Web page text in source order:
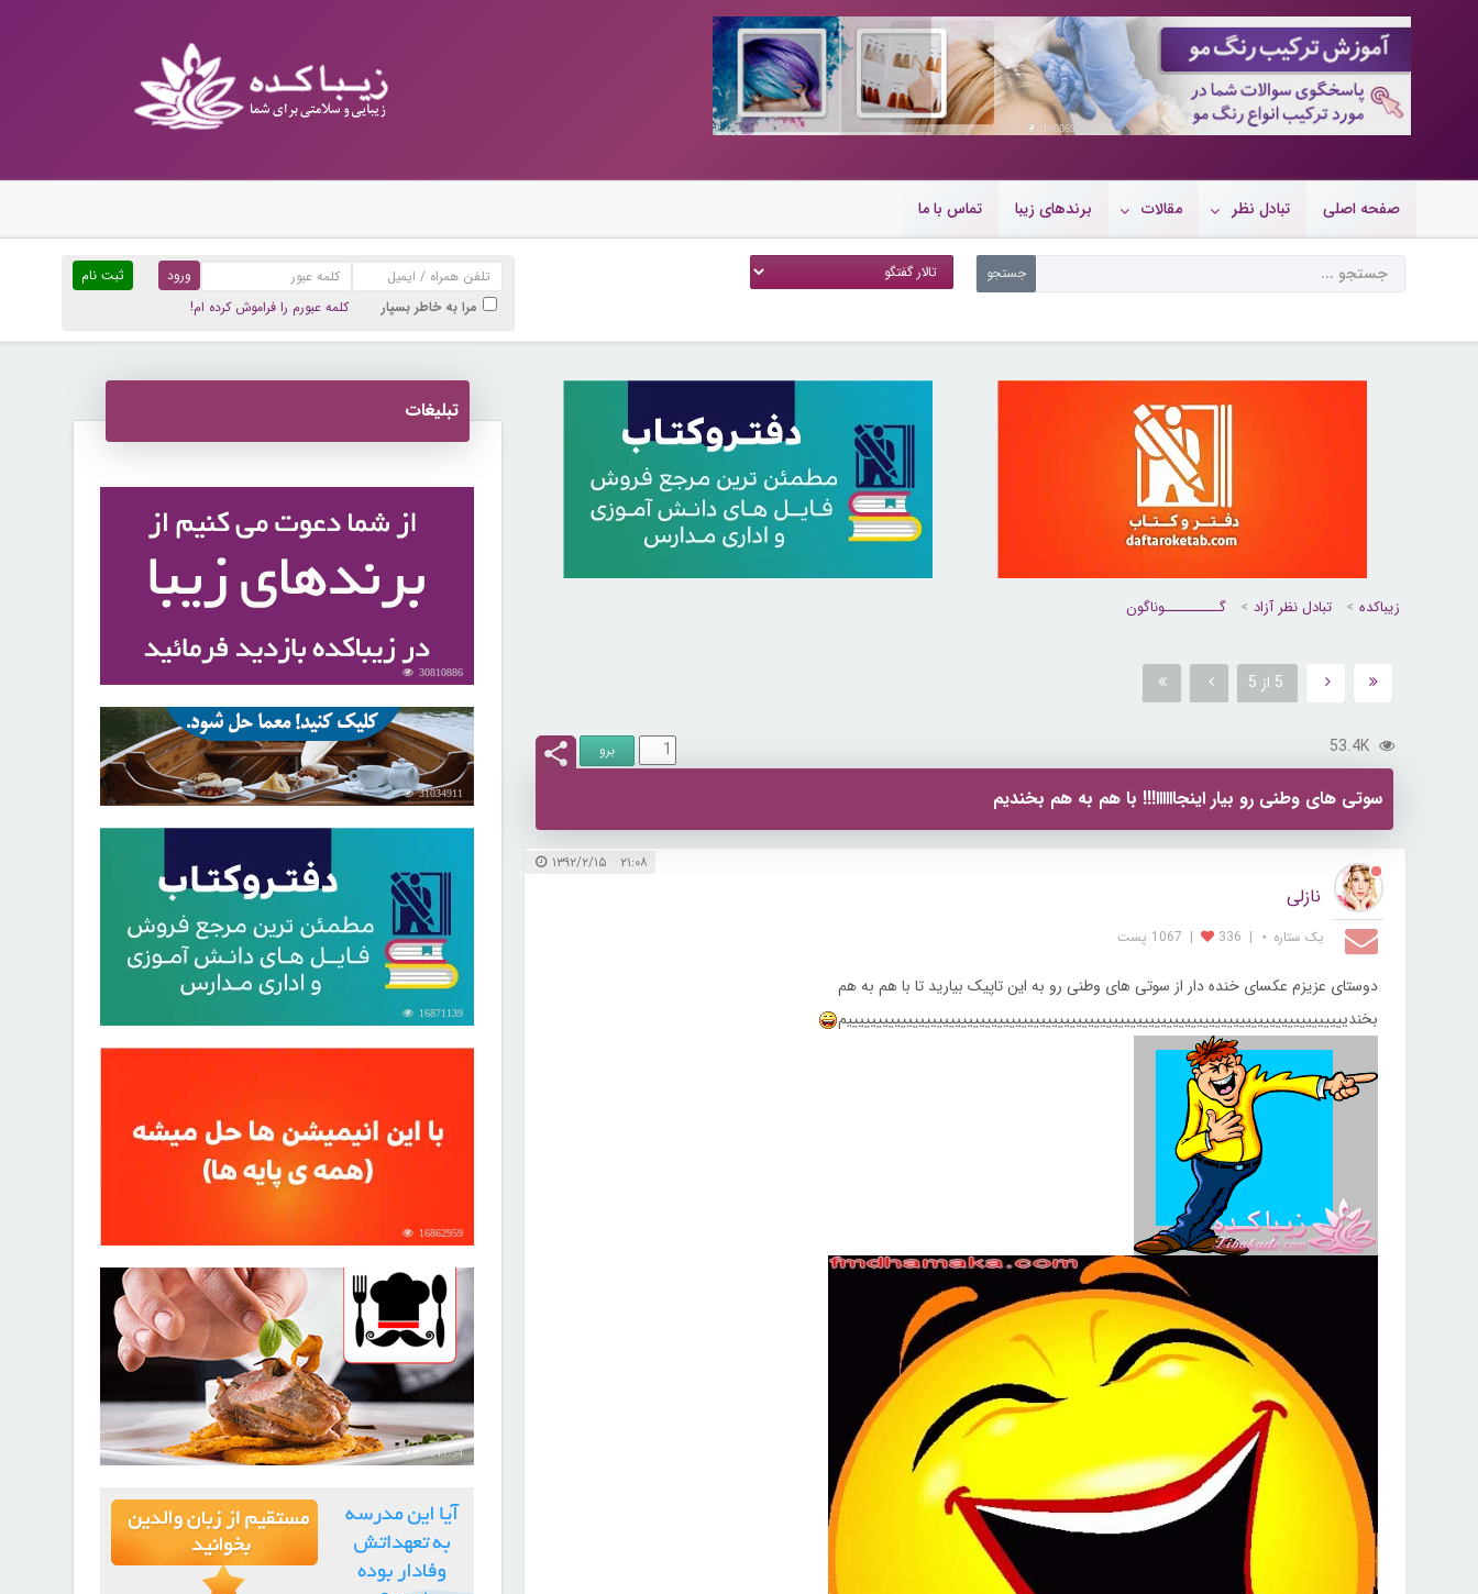
10086950
صفحه اصلی تبادل نظر مقالات برندهای زیبا تماس با ما
ثبت نام
مرا به خاطر بسپار
کلمه عبورم را فراموش کرده ام!
زیباکده تبادل نظر آزاد گــــــــــوناگون
5 از 5
53.4K
سوتی های وطنی رو بیار اینجاااااا!!! با هم به هم بخندیم
۲۱:۰۸ ۱۳۹۲/۲/۱۵
نازلی
یک ستاره ⋆ |
336
| 1067 پست
دوستای عزیزم عکسای خنده دار از سوتی های وطنی رو به این تاپیک بیارید تا با هم به هم
بخندیییییییییییییییییییییییییییییییییییییییییییییییییییییییییییییییییییییییییییییییییییم
تبلیغات
30810886
31034911
16871139
16862959
30249754